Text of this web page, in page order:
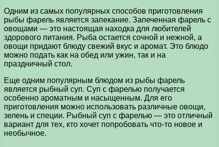
Одним из самых популярных способов приготовления
рыбы фарель является запекание. Запеченная фарель с
овощами — это настоящая находка для любителей
здорового питания. Рыба остается сочной и нежной, а
овощи придают блюду свежий вкус и аромат. Это блюдо
можно подать как на обед или ужин, так и на
праздничный стол.
Еще одним популярным блюдом из рыбы фарель
является рыбный суп. Суп с фарелью получается
особенно ароматным и насыщенным. Для его
приготовления можно использовать различные овощи,
зелень и специи. Рыбный суп с фарелью — это отличный
вариант для тех, кто хочет попробовать что-то новое и
необычное.